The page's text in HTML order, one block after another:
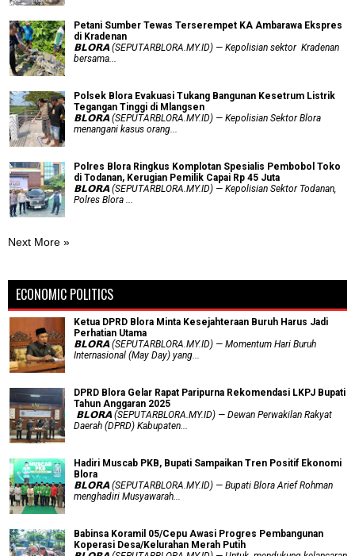
Petani Sumber Tewas Terserempet KA Ambarawa Ekspres
di Kradenan
𝗕𝗟𝗢𝗥𝗔 (SEPUTARBLORA.MY.ID) — Kepolisian sektor Kradenan
bersama...
Polsek Blora Evakuasi Tukang Bangunan Kesetrum Listrik
Tegangan Tinggi di Mlangsen
𝗕𝗟𝗢𝗥𝗔 (SEPUTARBLORA.MY.ID) — Kepolisian Sektor Blora
menangani kasus orang...
Polres Blora Ringkus Komplotan Spesialis Pembobol Toko
di Todanan, Kerugian Pemilik Capai Rp 45 Juta
𝗕𝗟𝗢𝗥𝗔 (SEPUTARBLORA.MY.ID) — Kepolisian Sektor Todanan,
Polres Blora ...
Next More »
ECONOMIC POLITICS
Ketua DPRD Blora Minta Kesejahteraan Buruh Harus Jadi
Perhatian Utama
​𝗕𝗟𝗢𝗥𝗔 (SEPUTARBLORA.MY.ID) — Momentum Hari Buruh
Internasional (May Day) yang...
DPRD Blora Gelar Rapat Paripurna Rekomendasi LKPJ Bupati
Tahun Anggaran 2025
‎ 𝗕𝗟𝗢𝗥𝗔 (SEPUTARBLORA.MY.ID) — Dewan Perwakilan Rakyat
Daerah (DPRD) Kabupaten...
Hadiri Muscab PKB, Bupati Sampaikan Tren Positif Ekonomi
Blora
𝗕𝗟𝗢𝗥𝗔 (SEPUTARBLORA.MY.ID) — Bupati Blora Arief Rohman
menghadiri Musyawarah...
Babinsa Koramil 05/Cepu Awasi Progres Pembangunan
Koperasi Desa/Kelurahan Merah Putih